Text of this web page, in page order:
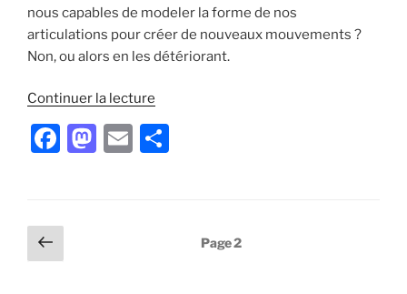
nous capables de modeler la forme de nos
articulations pour créer de nouveaux mouvements ?
Non, ou alors en les détériorant.
Continuer la lecture
la
F
e
b
M E
Pagination
des
Page
précédente
Page2